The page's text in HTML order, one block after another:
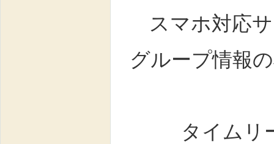
スマホ対応
グループ情報
タイムリ